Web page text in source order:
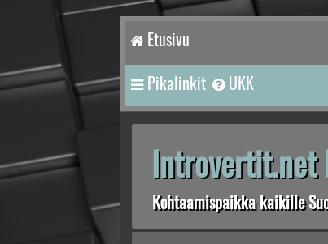
Etusivu
Pikalinkit UKK
Introvertit.net
Kohtaamispaikka kaikille